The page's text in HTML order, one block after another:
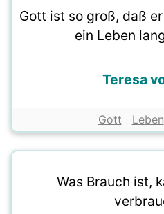
Gott ist so groß, daß
ein Leben
Teresa
Gott Leben
Was Brauch ist,